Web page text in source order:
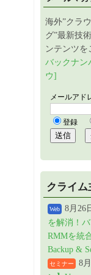
海外”クラ
グ”最新技
ンテンツを
バックナン
ウ]
クライ
Web 8月26
を解消！
RMMを統
Backup &
セミナー 8